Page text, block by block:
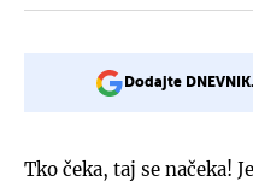
Dodajte
Tko čeka, taj se načeka!